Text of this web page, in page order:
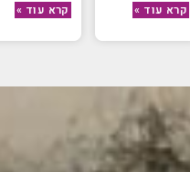
קרא עוד » קרא עוד »